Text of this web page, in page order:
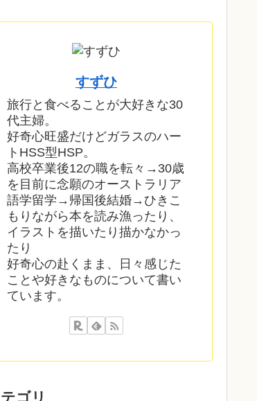
すずひ
旅行と食べることが大好きな30
代主婦。
好奇心旺盛だけどガラスのハー
トHSS型HSP。
高校卒業後12の職を転々→30歳
を目前に念願のオーストラリア
語学留学→帰国後結婚→ひきこ
もりながら本を読み漁ったり、
イラストを描いたり描かなかっ
たり
好奇心の赴くまま、日々感じた
ことや好きなものについて書い
ています。
ゴリ